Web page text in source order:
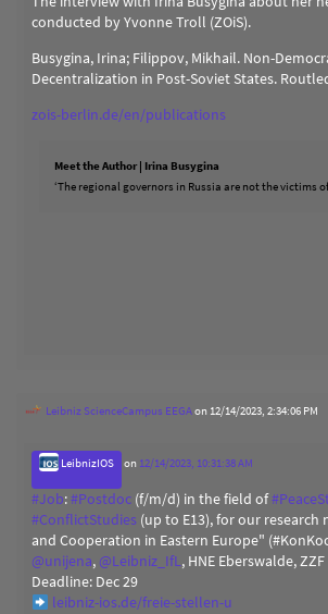
conducted by Yvonne Troll (ZOiS).
Busygina, Irina; Filippov, Mikhail. Non-
Decentralization in Post-Soviet States.
zois-berlin.de/en/publications
Meet the Author | Irina Busygina
‘The regional governors in Russia are not the victims
Leibniz ScienceCampus EEGAon 12/14/2023, 2:34:06 PM
LeibnizIOS on 12/14/2023, 10:31:38 AM
#Job:#Postdoc (f/m/d) in the field of#
#ConflictStudies (up to E13), for our
and Cooperation in Eastern Europe"
@unijena, @Leibniz_IfL, HNE Eberswalde,
Deadline: Dec 29
leibniz-ios.de/freie-stellen-u